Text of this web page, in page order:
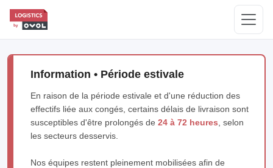
Information • Période estivale
En raison de la période estivale et d'une réduction des
effectifs liée aux congés, certains délais de livraison sont
susceptibles d'être prolongés de 24 à 72 heures , selon
les secteurs desservis.
Nos équipes restent pleinement mobilisées afin de